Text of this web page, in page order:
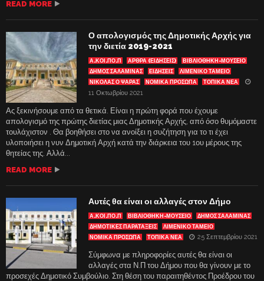
READ MORE
Ο απολογισμός της Δημοτικής Αρχής για
την διετία 2019-2021
Α.ΚΟΙ.ΠΟ.Π ΑΡΘΡΑ (ΕΙΔΗΣΕΙΣ)
ΒΙΒΛΙΟΘΉΚΗ-ΜΟΥΣΕΊΟ
ΔΗΜΟΣ ΣΑΛΑΜΙΝΑΣ
ΕΙΔΗΣΕΙΣ
ΛΙΜΕΝΙΚΌ ΤΑΜΕΊΟ
ΝΙΚΟΛΑΣ Ο ΨΑΡΑΣ
ΝΟΜΙΚΑ ΠΡΟΣΩΠΑ ΤΟΠΙΚΑ ΝΕΑ
11 Οκτωβρίου 2021
Ας ξεκινήσουμε από τα θετικά. Είναι η πρώτη φορά που έχουμε
απολογισμό της πρώτης διετίας μιας Δημοτικής Αρχής, από όσο θυμόμαστε
τουλάχιστον . Θα βοηθήσει στο να ανοίξει η συζήτηση για το τι έχει
υλοποιήσει η νυν Δημοτική Αρχή κατά την διάρκεια του 1ου μέρους της
θητείας της. Αλλά...
READ MORE
Αυτές θα είναι οι αλλαγές στον Δήμο
Α.ΚΟΙ.ΠΟ.Π ΒΙΒΛΙΟΘΉΚΗ-ΜΟΥΣΕΊΟ
ΔΗΜΟΣ ΣΑΛΑΜΙΝΑΣ
ΔΗΜΟΤΙΚΕΣ ΠΑΡΑΤΑΞΕΙΣ
ΛΙΜΕΝΙΚΌ ΤΑΜΕΊΟ
ΝΟΜΙΚΑ ΠΡΟΣΩΠΑ
ΤΟΠΙΚΑ ΝΕΑ 25 Σεπτεμβρίου 2021
Σύμφωνα με πληροφορίες αυτές θα είναι οι
αλλαγές στα Ν.Π του Δήμου που θα γίνουν με το
προσεχές Δημοτικό Συμβούλιο. Στη θέση του παραιτηθέντος Προέδρου του